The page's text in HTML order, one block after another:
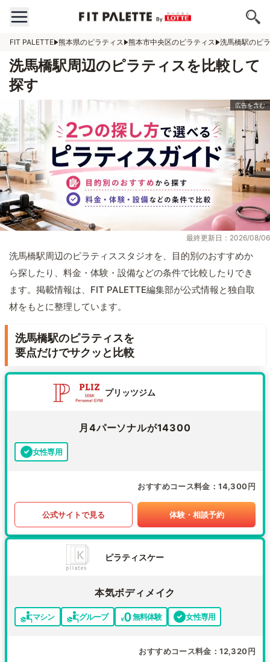
FIT PALETTE 熊本県のピラティス 熊本市中央区のピラティス 洗馬橋駅のピ
洗馬橋駅周辺のピラティスを比較して
探す
最終更新日：2026/08/06
洗馬橋駅周辺のピラティススタジオを、目的別のおすすめか
ら探したり、料金・体験・設備などの条件で比較したりでき
ます。掲載情報は、FIT PALETTE編集部が公式情報と独自取
材をもとに整理しています。
洗馬橋駅のピラティスを
要点だけでサクッと比較
プリッツジム
月4パーソナルが14300
女性専用
おすすめコース料金 14,300円
公式サイトで見る 体験・相談予約
ピラティスケー
本気ボディメイク
マシン グループ 無料体験 女性専用
おすすめコース料金 12,320円